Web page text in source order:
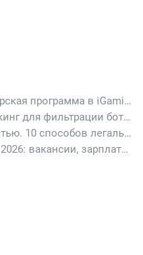
PIN-UP Partners: ведущая партнерская программа в iGaming
Cloaking House: облачный клоакинг для фильтрации ботов FB и Google Ads — гайд PHP-интеграции 2026
Ломай авторское право полностью. 10 способов легально добавить любимый трек в свой креатив
Карьера в арбитраже трафика в 2026: вакансии, зарплаты и как начать